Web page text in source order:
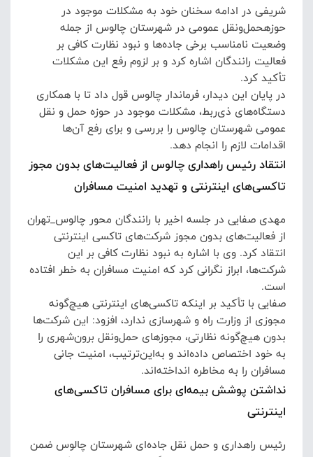
شریفی در ادامه سخنان خود به مشکلات موجود در
حوزهحمل‌ونقل عمومی در شهرستان چالوس از جمله
وضعیت نامناسب برخی جاده‌ها و نبود نظارت کافی بر
فعالیت رانندگان اشاره کرد و بر لزوم رفع این مشکلات
تأکید کرد.
در پایان این دیدار، فرماندار چالوس قول داد تا با همکاری
دستگاه‌های ذی‌ربط، مشکلات موجود در حوزه حمل و نقل
عمومی شهرستان چالوس را بررسی و برای رفع آن‌ها
اقدامات لازم را انجام دهد.
انتقاد رئیس راهداری چالوس از فعالیت‌های بدون مجوز
تاکسی‌های اینترنتی و تهدید امنیت مسافران
مهدی صفایی در جلسه اخیر با رانندگان محور چالوس_تهران
از فعالیت‌های بدون مجوز شرکت‌های تاکسی اینترنتی
انتقاد کرد. وی با اشاره به نبود نظارت کافی بر این
شرکت‌ها، ابراز نگرانی کرد که امنیت مسافران به خطر افتاده
است.
صفایی با تأکید بر اینکه تاکسی‌های اینترنتی هیچ‌گونه
مجوزی از وزارت راه و شهرسازی ندارد، افزود: این شرکت‌ها
بدون هیچ‌گونه نظارتی، مجوزهای حمل‌ونقل برون‌شهری را
به خود اختصاص داده‌اند و به‌این‌ترتیب، امنیت جانی
مسافران را به مخاطره انداخته‌اند.
نداشتن پوشش بیمه‌ای برای مسافران تاکسی‌های
اینترنتی
رئیس راهداری و حمل نقل جاده‌ای شهرستان چالوس ضمن